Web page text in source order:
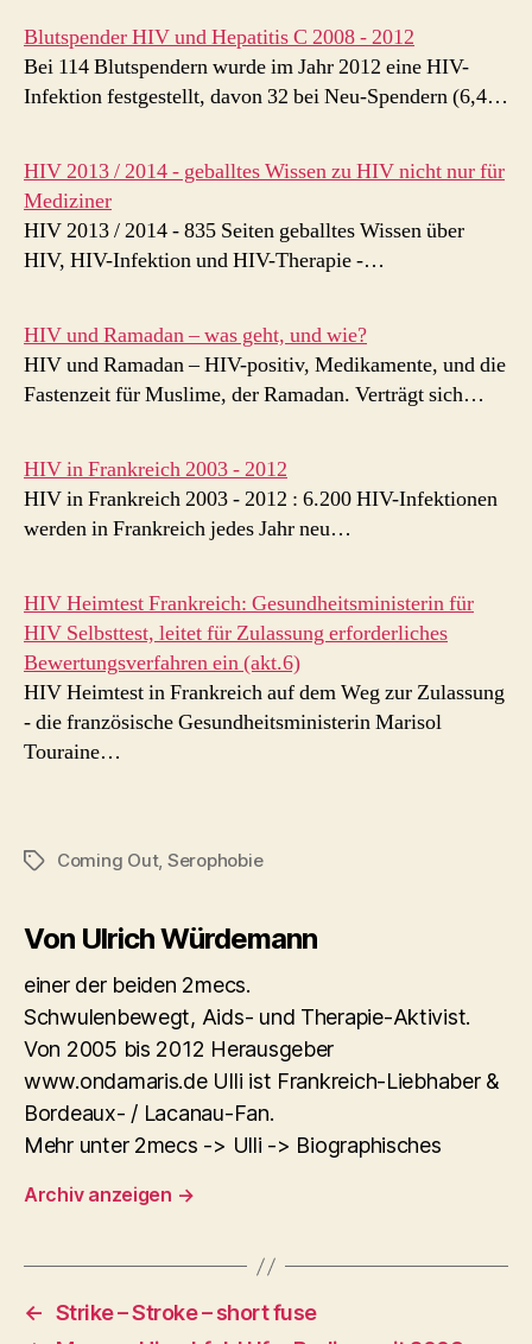
Blutspender HIV und Hepatitis C 2008 - 2012
Bei 114 Blutspendern wurde im Jahr 2012 eine HIV-
Infektion festgestellt, davon 32 bei Neu-Spendern (6,4…
HIV 2013 / 2014 - geballtes Wissen zu HIV nicht nur für
Mediziner
HIV 2013 / 2014 - 835 Seiten geballtes Wissen über
HIV, HIV-Infektion und HIV-Therapie -…
HIV und Ramadan – was geht, und wie?
HIV und Ramadan – HIV-positiv, Medikamente, und die
Fastenzeit für Muslime, der Ramadan. Verträgt sich…
HIV in Frankreich 2003 - 2012
HIV in Frankreich 2003 - 2012 : 6.200 HIV-Infektionen
werden in Frankreich jedes Jahr neu…
HIV Heimtest Frankreich: Gesundheitsministerin für
HIV Selbsttest, leitet für Zulassung erforderliches
Bewertungsverfahren ein (akt.6)
HIV Heimtest in Frankreich auf dem Weg zur Zulassung
- die französische Gesundheitsministerin Marisol
Touraine…
Schlagwörter
Coming Out, Serophobie
Von Ulrich Würdemann
einer der beiden 2mecs.
Schwulenbewegt, Aids- und Therapie-Aktivist.
Von 2005 bis 2012 Herausgeber
www.ondamaris.de Ulli ist Frankreich-Liebhaber &
Bordeaux- / Lacanau-Fan.
Mehr unter 2mecs -> Ulli -> Biographisches
Archiv anzeigen →
← Strike – Stroke – short fuse